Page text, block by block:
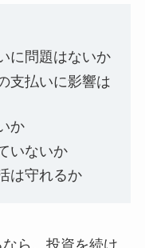
に問題はないか
支払いに影響は
か
いないか
は守れるか